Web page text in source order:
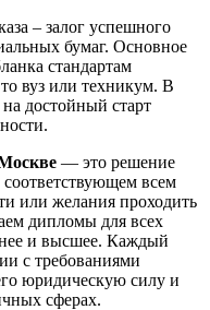
– залог успешного
бумаг. Основное
стандартам
вуз или техникум. В
достойный старт
— это решение
соответствующем всем
или желания проходить
дипломы для всех
и высшее. Каждый
с требованиями
юридическую силу и
сферах.